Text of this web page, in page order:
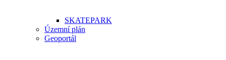
SKATEPARK
Územní plán
Geoportál